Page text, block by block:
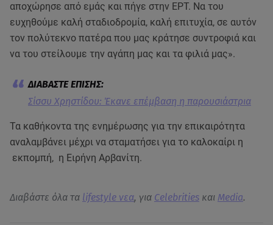
αποχώρησε από εμάς και πήγε στην ΕΡΤ. Να του
ευχηθούμε καλή σταδιοδρομία, καλή επιτυχία, σε αυτόν
τον πολύτεκνο πατέρα που μας κράτησε συντροφιά και
να του στείλουμε την αγάπη μας και τα φιλιά μας».
Σίσσυ Χρηστίδου: Έκανε επέμβαση η παρουσιάστρια
Τα καθήκοντα της ενημέρωσης για την επικαιρότητα
αναλαμβάνει μέχρι να σταματήσει για το καλοκαίρι η
εκπομπή, η Ειρήνη Αρβανίτη.
Διαβάστε όλα τα lifestyle νεα, για Celebrities και Media.